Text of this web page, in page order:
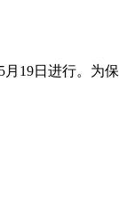
19日进行。